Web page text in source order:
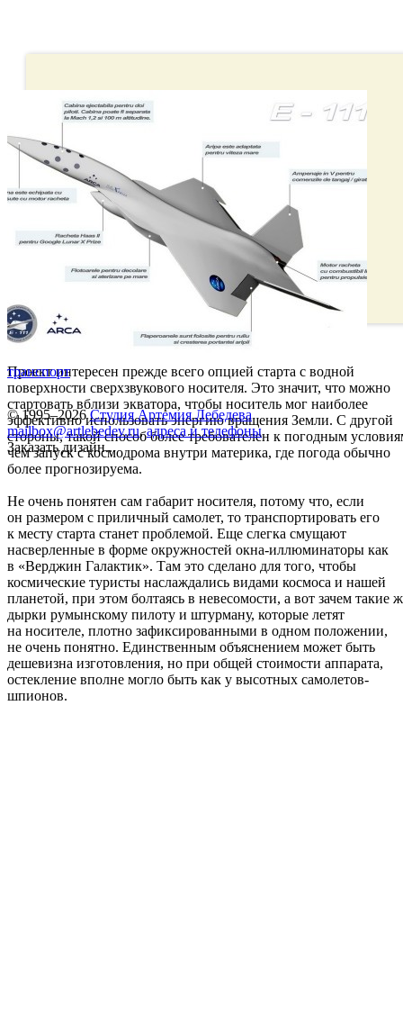
Проект интересен прежде всего опцией старта с водной
поверхности сверхзвукового носителя. Это значит, что можно
стартовать вблизи экватора, чтобы носитель мог наиболее
эффективно использовать энергию вращения Земли. С другой
стороны, такой способ более требователен к погодным
чем запуск с космодрома внутри материка, где погода обычно
более прогнозируема.
Не очень понятен сам габарит носителя, потому что, если
он размером с приличный самолет, то транспортировать его
к месту старта станет проблемой. Еще слегка смущают
насверленные в форме окружностей окна-иллюминаторы как
в «Верджин Галактик». Там это сделано для того, чтобы
космические туристы наслаждались видами космоса и нашей
планетой, при этом болтаясь в невесомости, а вот зачем такие
дырки румынскому пилоту и штурману, которые летят
на носителе, плотно зафиксированными в одном положении,
не очень понятно. Единственным объяснением может быть
дешевизна изготовления, но при общей стоимости аппарата,
остекление вполне могло быть как у высотных самолетов-
шпионов.
транспорт
© 1995–2026 Студия Артемия Лебедева
mailbox@artlebedev.ru, адреса и телефоны
Заказать дизайн...